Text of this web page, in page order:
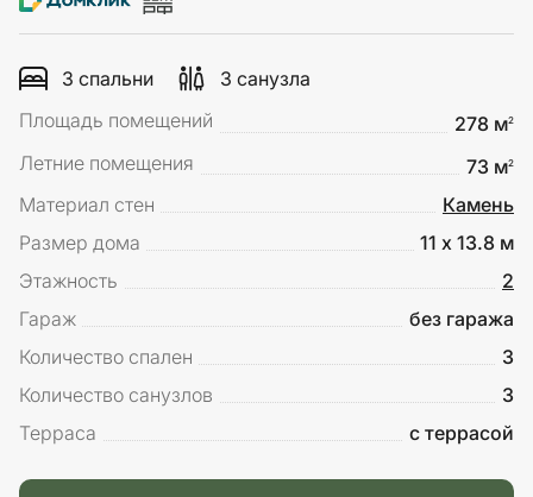
3 спальни
3 санузла
Площадь помещений
278 м2
Летние помещения 73 м2
Материал стен
Камень
Размер дома
11 х 13.8 м
Этажность
2
Гараж
без гаража
Количество спален
3
Количество санузлов
3
Терраса
с террасой